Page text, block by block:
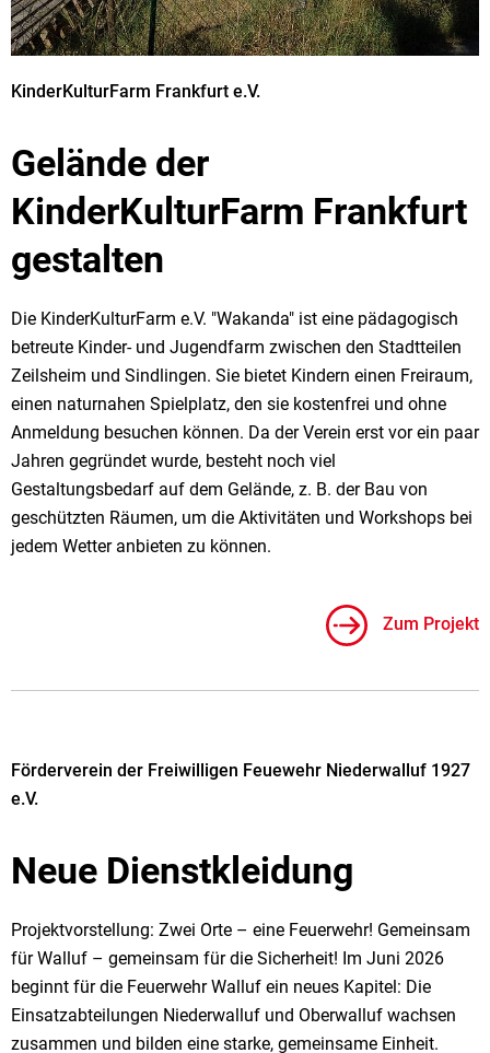
Gelände der
KinderKulturFarm Frankfurt
gestalten
KinderKulturFarm Frankfurt e.V.
Die KinderKulturFarm e.V. "Wakanda" ist eine pädagogisch
betreute Kinder- und Jugendfarm zwischen den Stadtteilen
Zeilsheim und Sindlingen. Sie bietet Kindern einen Freiraum,
einen naturnahen Spielplatz, den sie kostenfrei und ohne
Anmeldung besuchen können. Da der Verein erst vor ein paar
Jahren gegründet wurde, besteht noch viel
Gestaltungsbedarf auf dem Gelände, z. B. der Bau von
geschützten Räumen, um die Aktivitäten und Workshops bei
jedem Wetter anbieten zu können.
Zum Projekt
Neue Dienstkleidung
Förderverein der Freiwilligen Feuewehr Niederwalluf 1927
e.V.
Projektvorstellung: Zwei Orte – eine Feuerwehr! Gemeinsam
für Walluf – gemeinsam für die Sicherheit! Im Juni 2026
beginnt für die Feuerwehr Walluf ein neues Kapitel: Die
Einsatzabteilungen Niederwalluf und Oberwalluf wachsen
zusammen und bilden eine starke, gemeinsame Einheit.